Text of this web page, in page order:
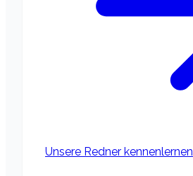
Unsere Redner kennenlernen